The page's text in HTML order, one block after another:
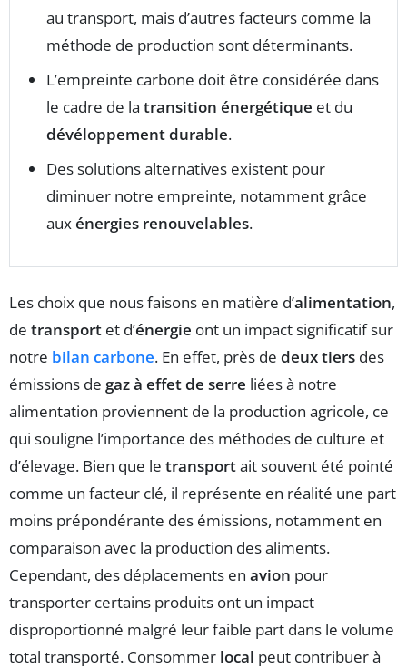
au transport, mais d’autres facteurs comme la
méthode de production sont déterminants.
L’empreinte carbone doit être considérée dans
le cadre de la transition énergétique et du
dévéloppement durable.
Des solutions alternatives existent pour
diminuer notre empreinte, notamment grâce
auxénergies renouvelables.
Les choix que nous faisons en matière d’alimentation,
de transport et d’énergie ont un impact significatif sur
notre bilan carbone. En effet, près de deux tiers des
émissions de gaz à effet de serre liées à notre
alimentation proviennent de la production agricole, ce
qui souligne l’importance des méthodes de culture et
d’élevage. Bien que le transportait souvent été pointé
comme un facteur clé, il représente en réalité une part
moins prépondérante des émissions, notamment en
comparaison avec la production des aliments.
Cependant, des déplacements en avion pour
transporter certains produits ont un impact
disproportionné malgré leur faible part dans le volume
total transporté. Consommer local peut contribuer à